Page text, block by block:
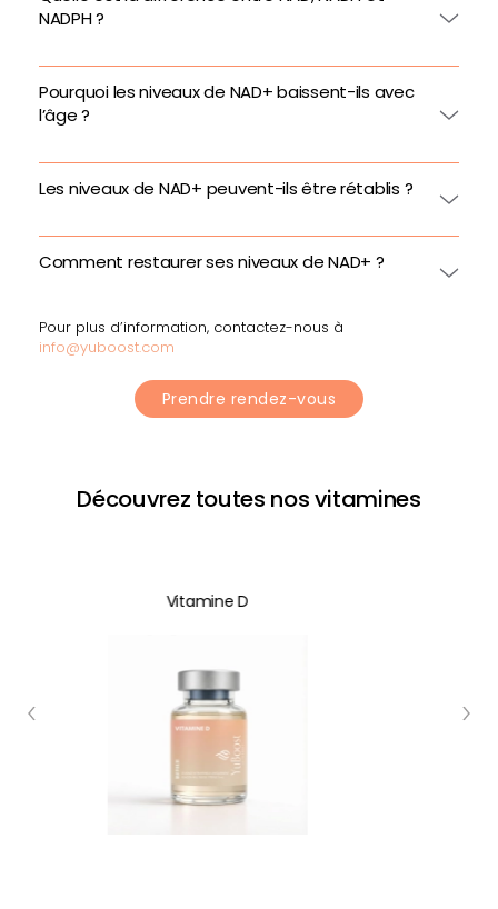
NADPH ?
Pourquoi les niveaux de NAD+ baissent-ils avec
l’âge ?
Les niveaux de NAD+ peuvent-ils être rétablis ?
Comment restaurer ses niveaux de NAD+ ?
Pour plus d’information, contactez-nous à
info@yuboost.com
Prendre rendez-vous
Découvrez toutes nos vitamines
Vitamine D